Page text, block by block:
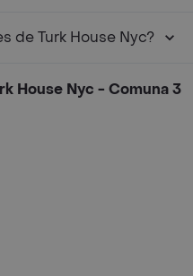
de Turk House Nyc?
House Nyc - Comuna 3